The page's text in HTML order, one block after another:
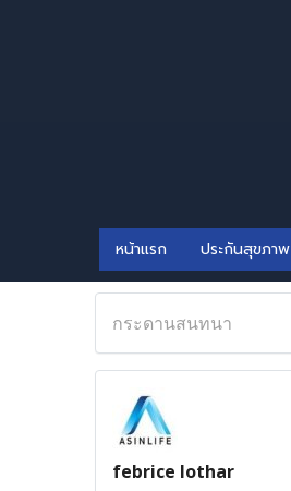
หน้าแรก ประกันสุขภาพ
กระดานสนทนา
febrice lothar